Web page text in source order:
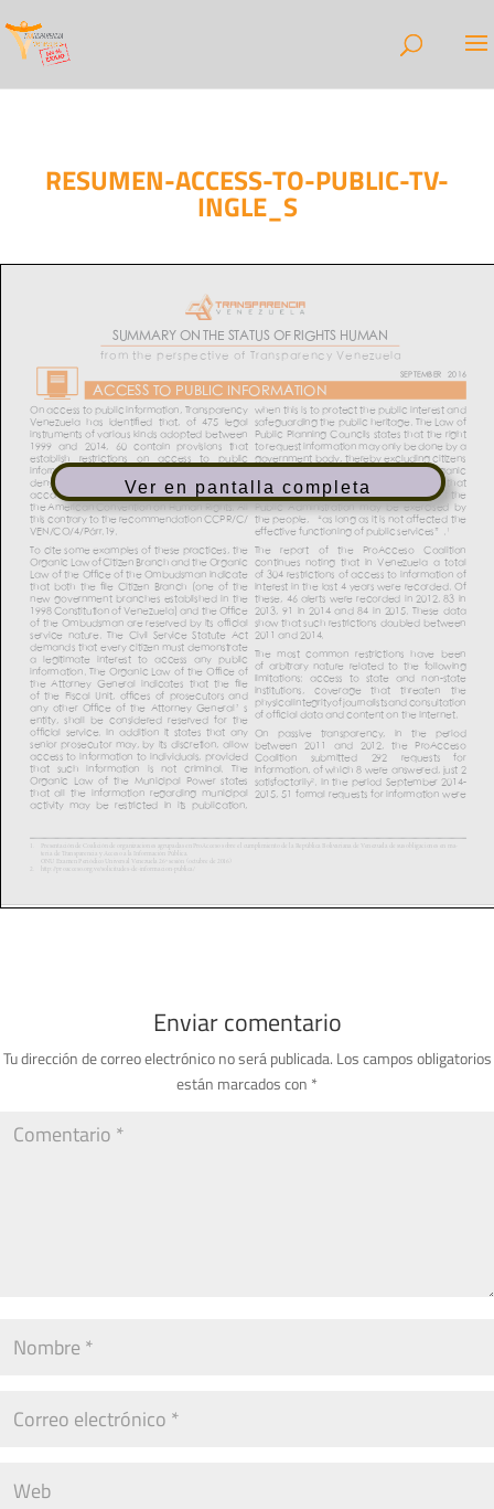
RESUMEN-ACCESS-TO-PUBLIC-TV-
INGLE_S
Ver en pantalla completa
Enviar comentario
Tu dirección de correo electrónico no será publicada. Los campos obligatorios
están marcados con *